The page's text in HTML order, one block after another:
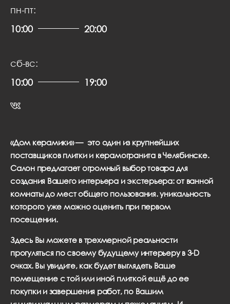
пн-пт:
10:00
20:00
сб-вс:
10:00
19:00
«Дом керамики» — это один из крупнейших
поставщиков плитки и керамогранита в Челябинске.
Салон предлагает огромный выбор товара для
создания Вашего интерьера и экстерьера: от ванной
комнаты до мест общего пользования. уникальность
которого уже можно оценить при первом
посещении.
Здесь Вы можете в трехмерной реальности
прогуляться по своему будущему интерьеру в 3-D
очках. Вы увидите, как будет выглядеть Ваше
помещение с той или иной плиткой ещё до ее
покупки и завершения работ, по Вашим